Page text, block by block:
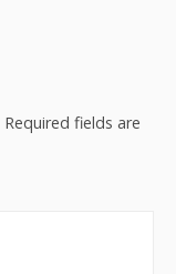
Required fields are